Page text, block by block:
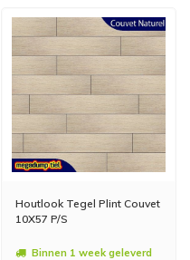
Houtlook Tegel Plint Couvet
10X57 P/S
Binnen 1 week geleverd